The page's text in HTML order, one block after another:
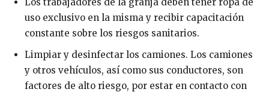
uso exclusivo en la misma y recibir capacitación
constante sobre los riesgos sanitarios.
Limpiar y desinfectar los camiones. Los camiones
y otros vehículos, así como sus conductores, son
factores de alto riesgo, por estar en contacto con